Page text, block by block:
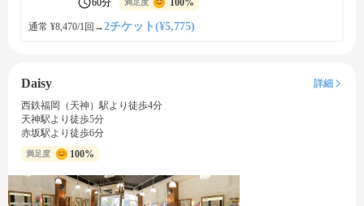
60分 満足度 100%
通常 ¥8,470/1回 →2チケット(¥5,775)
Daisy
詳細
西鉄福岡（天神）駅より徒歩4分
天神駅より徒歩5分
赤坂駅より徒歩6分
満足度 100%